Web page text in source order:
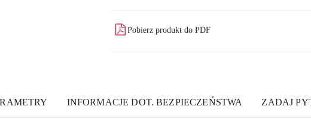
Pobierz produkt do PDF
INFORMACJE DOT. BEZPIECZEŃSTWA ZADAJ